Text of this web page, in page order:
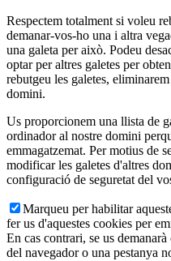
Respectem totalment si voleu
demanar-vos-ho una i altra
una galeta per això. Podeu
optar per altres galetes per
rebutgeu les galetes,
domini.
Us proporcionem una llista de
ordinador al nostre domini
emmagatzemat. Per motius de
modificar les galetes d'altres
configuració de seguretat del
Marqueu per habilitar
fer us d'aquestes cookies per
En cas contrari, se us
del navegador o una pestanya